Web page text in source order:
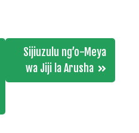
Sijiuzulu ng’o-Meya
wa Jiji la Arusha